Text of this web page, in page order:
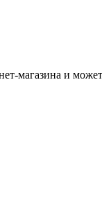
магазина и